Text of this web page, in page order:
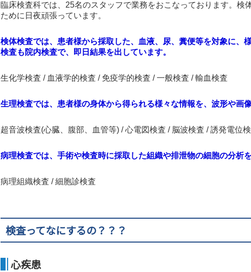
臨床検査科では、25名のスタッフで業務をおこなっております。
ために日夜頑張っています。
検体検査では、患者様から採取した、血液、尿、糞便等を対象に、
検査も院内検査で、即日結果を出しています。
生化学検査 / 血液学的検査 / 免疫学的検査 / 一般検査 / 輸血検査
生理検査では、患者様の身体から得られる様々な情報を、波形や画
超音波検査(心臓、腹部、血管等) / 心電図検査 / 脳波検査 / 誘発電位
病理検査では、手術や検査時に採取した組織や排泄物の細胞の分析
病理組織検査 / 細胞診検査
検査ってなにするの？？？
心疾患